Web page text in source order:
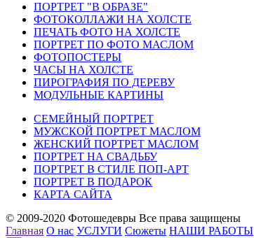
ПОРТРЕТ "В ОБРАЗЕ"
ФОТОКОЛЛАЖИ НА ХОЛСТЕ
ПЕЧАТЬ ФОТО НА ХОЛСТЕ
ПОРТРЕТ ПО ФОТО МАСЛОМ
ФОТОПОСТЕРЫ
ЧАСЫ НА ХОЛСТЕ
ПИРОГРАФИЯ ПО ДЕРЕВУ
МОДУЛЬНЫЕ КАРТИНЫ
СЕМЕЙНЫЙ ПОРТРЕТ
МУЖСКОЙ ПОРТРЕТ МАСЛОМ
ЖЕНСКИЙ ПОРТРЕТ МАСЛОМ
ПОРТРЕТ НА СВАДЬБУ
ПОРТРЕТ В СТИЛЕ ПОП-АРТ
ПОРТРЕТ В ПОДАРОК
КАРТА САЙТА
© 2009-2020 Фотошедевры Все права защищены
Главная О нас УСЛУГИ Сюжеты НАШИ РАБОТЫ